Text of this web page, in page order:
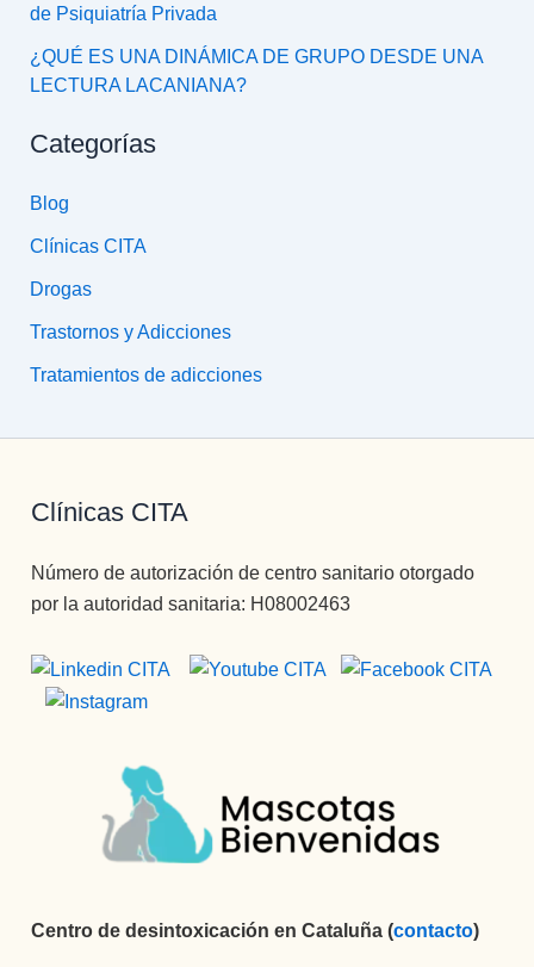
de Psiquiatría Privada
¿QUÉ ES UNA DINÁMICA DE GRUPO DESDE UNA
LECTURA LACANIANA?
Categorías
Blog
Clínicas CITA
Drogas
Trastornos y Adicciones
Tratamientos de adicciones
Clínicas CITA
Número de autorización de centro sanitario otorgado
por la autoridad sanitaria: H08002463
Centro de desintoxicación en Cataluña (contacto)